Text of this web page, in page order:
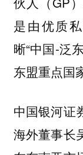
是由优质
晰“中国-泛
东盟重点国
中国银河证
海外董事长